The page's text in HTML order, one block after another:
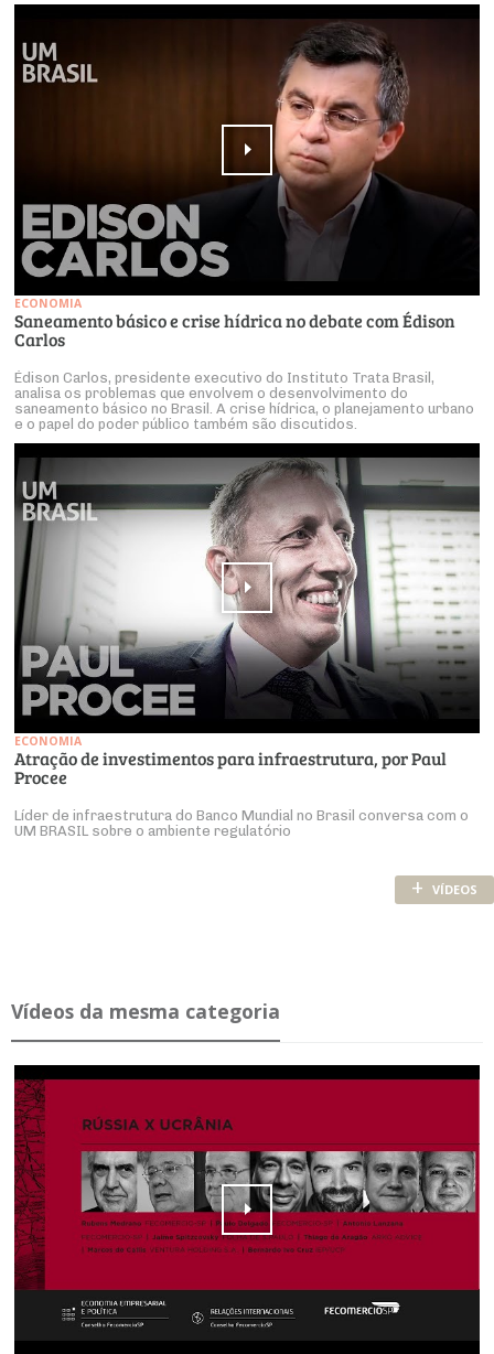
ECONOMIA
Saneamento básico e crise hídrica no debate com Édison
Carlos
Édison Carlos, presidente executivo do Instituto Trata Brasil,
analisa os problemas que envolvem o desenvolvimento do
saneamento básico no Brasil. A crise hídrica, o planejamento urbano
e o papel do poder público também são discutidos.
ECONOMIA
Atração de investimentos para infraestrutura, por Paul
Procee
Líder de infraestrutura do Banco Mundial no Brasil conversa com o
UM BRASIL sobre o ambiente regulatório
+ VÍDEOS
Ví­deos da mesma ca­te­goria